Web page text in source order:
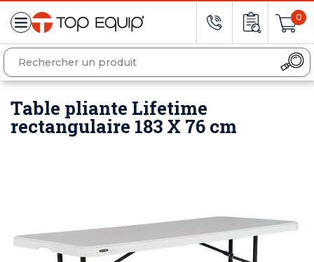
0
Table pliante Lifetime
rectangulaire 183 X 76 cm